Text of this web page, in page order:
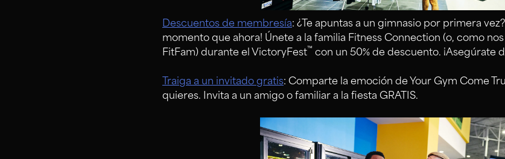
Descuentos de membresía: ¿Te apuntas a un gimnasio por primera
momento que ahora! Únete a la familia Fitness Connection (o, como
FitFam) durante el VictoryFest™ con un 50% de descuento. ¡Asegúrate
Traiga a un invitado gratis: Comparte la emoción de Your Gym Come
quieres. Invita a un amigo o familiar a la fiesta GRATIS.